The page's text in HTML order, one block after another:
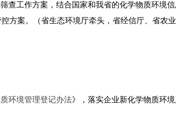
查工作方案，结合国家和我省的化学物质环境
方案。（省生态环境厅牵头，省经信厅、省农
环境管理登记办法》，落实企业新化学物质环